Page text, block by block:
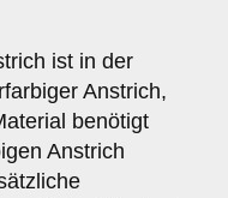
ist in der
Anstrich,
benötigt
Anstrich